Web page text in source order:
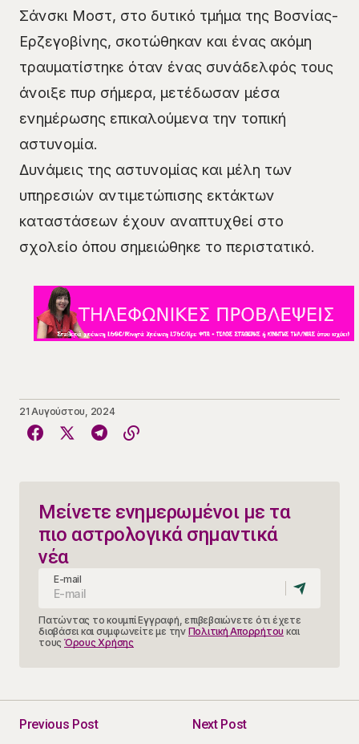
Σάνσκι Μοστ, στο δυτικό τμήμα της Βοσνίας-
Ερζεγοβίνης, σκοτώθηκαν και ένας ακόμη
τραυματίστηκε όταν ένας συνάδελφός τους
άνοιξε πυρ σήμερα, μετέδωσαν μέσα
ενημέρωσης επικαλούμενα την τοπική
αστυνομία.
Δυνάμεις της αστυνομίας και μέλη των
υπηρεσιών αντιμετώπισης εκτάκτων
καταστάσεων έχουν αναπτυχθεί στο
σχολείο όπου σημειώθηκε το περιστατικό.
21 Αυγούστου, 2024
Μείνετε ενημερωμένοι με τα
πιο αστρολογικά σημαντικά
νέα
E-mail
Πατώντας το κουμπί Εγγραφή, επιβεβαιώνετε ότι έχετε
διαβάσει και συμφωνείτε με την Πολιτική Απορρήτου και
τους Όρους Χρήσης
Previous Post
Next Post